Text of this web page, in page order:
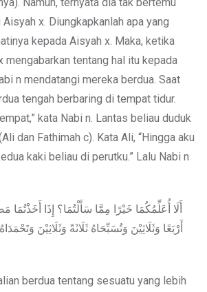
x. Diungkapkanlah apa yang
kepada Aisyah x. Maka, ketika
mengabarkan tentang hal itu kepada
n mendatangi mereka berdua. Saat
tengah berbaring di tempat tidur.
kata Nabi n. Lantas beliau duduk
dan Fathimah c). Kata Ali, “Hingga aku
kaki beliau di perutku.” Lalu Nabi n
أَلَا أُعَلِّمُكُمَا خَيْرًا مِمَّا سَأَلْتُمَا؟ إِذَا أَخَذْتُمَا
أَرْبَعًا وَثَلَاثِيْنَ وَتُسَبِّحَاهُ ثَلَاثَةً وَثَلَاثِيْنَ
berdua tentang sesuatu yang lebih